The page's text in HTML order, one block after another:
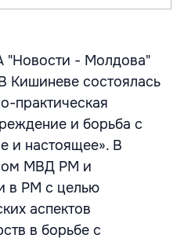
- Молдова"
Кишиневе состоялась
практическая
и борьба с
и настоящее». В
МВД РМ и
в РМ с целью
аспектов
в борьбе с